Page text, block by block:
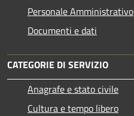
Personale Amministrativo
Documenti e dati
CATEGORIE DI SERVIZIO
Anagrafe e stato civile
Cultura e tempo libero